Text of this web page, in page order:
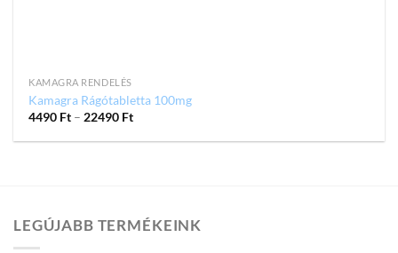
KAMAGRA RENDELÉS
Kamagra Rágótabletta 100mg
4490 Ft – 22490 Ft
LEGÚJABB TERMÉKEINK